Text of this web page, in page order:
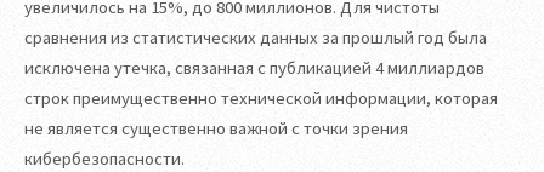
увеличилось на 15%, до 800 миллионов. Для чистоты
сравнения из статистических данных за прошлый год была
исключена утечка, связанная с публикацией 4 миллиардов
строк преимущественно технической информации, которая
не является существенно важной с точки зрения
кибербезопасности.